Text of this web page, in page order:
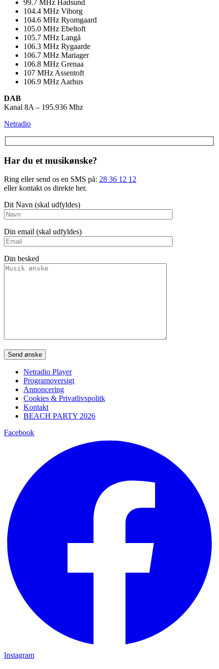
99.7 MHz Hadsund
104.4 MHz Viborg
104.6 MHz Ryomgaard
105.0 MHz Ebeltoft
105.7 MHz Langå
106.3 MHz Rygaarde
106.7 MHz Mariager
106.8 MHz Grenaa
107 MHz Assentoft
106.9 MHz Aarhus
DAB
Kanal 8A – 195.936 Mhz
Netradio
Har du et musikønske?
Ring eller send os en SMS på: 28 36 12 12
eller kontakt os direkte her.
Dit Navn (skal udfyldes)
Din email (skal udfyldes)
Din besked
Please leave this field empty.
Netradio Player
Programoversigt
Annoncering
Cookies & Privatlivspolitk
Kontakt
BEACH PARTY 2026
Facebook
Instagram